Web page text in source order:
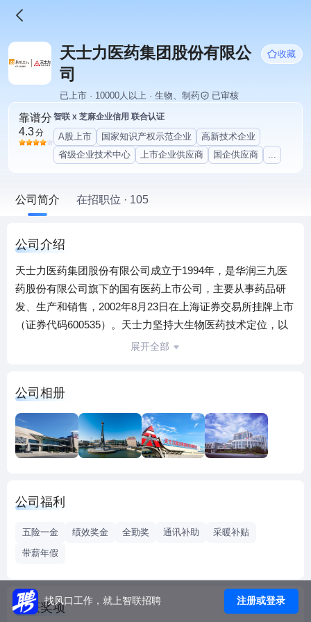
天士力医药集团股份有限公
司
收藏
已上市 · 10000人以上 · 生物、制药 已审核
靠谱分
4.3分
智联 x 芝麻企业信用 联合认证
A股上市 国家知识产权示范企业
高新技术企业
省级企业技术中心
上市企业供应商 国企供应商 ...
公司简介 在招职位 · 105
公司介绍
天士力医药集团股份有限公司成立于1994年，是华润三九医
药股份有限公司旗下的国有医药上市公司，主要从事药品研
发、生产和销售，2002年8月23日在上海证券交易所挂牌上市
（证券代码600535）。天士力坚持大生物医药技术定位，以
现代中药、生物药、化学药的丰富药品组合，为客户和用户
同时前瞻布局细胞治疗等产业。2025年实现收入82.36亿元、
归属于上市公司股东的净利润11.05亿元，实现稳健发展。荣
列国家第八批制造业单项冠军企业、中国医药制造业百强，
先后荣获4项国家科技进步奖，承担16项国家重大新药创制专
展开全部
公司相册
公司福利
五险一金 绩效奖金 全勤奖 通讯补助
采暖补贴
带薪年假
荣获奖项找风口工作，就上智联招聘 注册或登录